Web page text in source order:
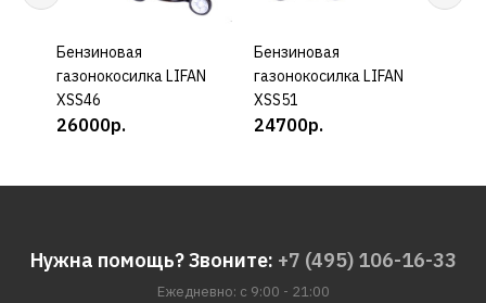
КУПИТЬ
Бензиновая
газонокосилка LIFAN
XSS46
26000р.
КУПИТЬ
Бензиновая
газонокосилка LIFAN
XSS51
24700р.
Нужна помощь? Звоните: +7 (495) 106-16-33
Ежедневно: с 9:00 - 21:00